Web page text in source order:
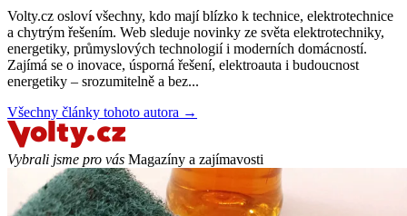
Volty.cz osloví všechny, kdo mají blízko k technice, elektrotechnice
a chytrým řešením. Web sleduje novinky ze světa elektrotechniky,
energetiky, průmyslových technologií i moderních domácností.
Zajímá se o inovace, úsporná řešení, elektroauta i budoucnost
energetiky – srozumitelně a bez...
Všechny články tohoto autora →
Vybrali jsme pro vás Magazíny a zajímavosti